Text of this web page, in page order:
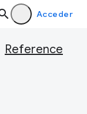
Acceder
Reference